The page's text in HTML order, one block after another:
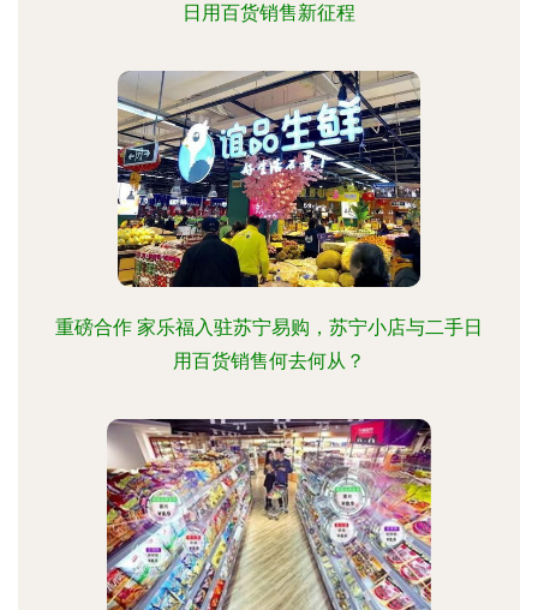
日用百货销售新征程
重磅合作 家乐福入驻苏宁易购，苏宁小店与二手日
用百货销售何去何从？